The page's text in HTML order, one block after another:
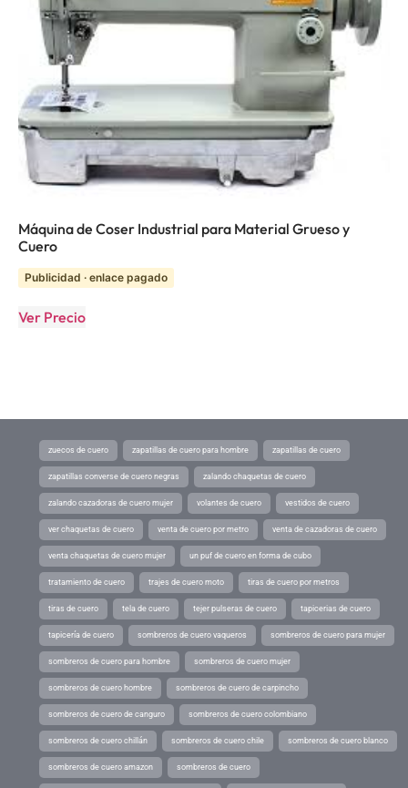
Máquina de Coser Industrial para Material Grueso y
Cuero
Publicidad · enlace pagado
Ver Precio
zuecos de cuero zapatillas de cuero para hombre zapatillas de cuero
zapatillas converse de cuero negras zalando chaquetas de cuero
zalando cazadoras de cuero mujer volantes de cuero vestidos de cuero
ver chaquetas de cuero venta de cuero por metro venta de cazadoras de cuero
venta chaquetas de cuero mujer un puf de cuero en forma de cubo
tratamiento de cuero trajes de cuero moto tiras de cuero por metros
tiras de cuero tela de cuero tejer pulseras de cuero tapicerias de cuero
tapicería de cuero sombreros de cuero vaqueros sombreros de cuero para mujer
sombreros de cuero para hombre sombreros de cuero mujer
sombreros de cuero hombre sombreros de cuero de carpincho
sombreros de cuero de canguro sombreros de cuero colombiano
sombreros de cuero chillán sombreros de cuero chile sombreros de cuero blanco
sombreros de cuero amazon sombreros de cuero